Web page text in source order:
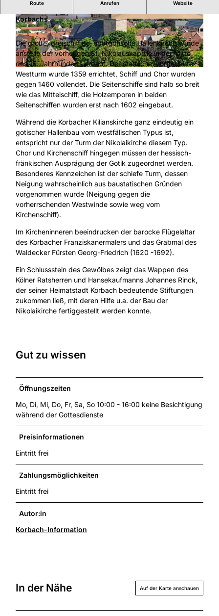
© Stadt Korbach, Marc Müllenhoff | CC-BY-SA
© Stadt Korbach, Marc Müllenhoff |
CC-BY-SA
© Stadt Korbach, Marc Müllenhoff |
CC-BY-SA
Route Anrufen Website
Korbachs
Die große, dreischiffige, spätgotische Hallenkirche wurde
anstelle der vorherigen St. Nikolauskapelle in der Mitte
des 15. Jahrhunderts erbaut. Der stattliche, vorgebaute
Westturm wurde 1359 errichtet, Schiff und Chor wurden
gegen 1460 vollendet. Die Seitenschiffe sind halb so breit
wie das Mittelschiff, die Holzemporen in beiden
Seitenschiffen wurden erst nach 1602 eingebaut.
Während die Korbacher Kilianskirche ganz eindeutig ein
gotischer Hallenbau vom westfälischen Typus ist,
entspricht nur der Turm der Nikolaikirche diesem Typ.
Chor und Kirchenschiff hingegen müssen der hessisch-
fränkischen Ausprägung der Gotik zugeordnet werden.
Besonderes Kennzeichen ist der schiefe Turm, dessen
Neigung wahrscheinlich aus baustatischen Gründen
vorgenommen wurde (Neigung gegen die
vorherrschenden Westwinde sowie weg vom
Kirchenschiff).
Im Kircheninneren beeindrucken der barocke Flügelaltar
des Korbacher Franziskanermalers und das Grabmal des
Waldecker Fürsten Georg-Friedrich (1620 -1692).
Ein Schlussstein des Gewölbes zeigt das Wappen des
Kölner Ratsherren und Hansekaufmanns Johannes Rinck,
der seiner Heimatstadt Korbach bedeutende Stiftungen
zukommen ließ, mit deren Hilfe u.a. der Bau der
Nikolaikirche fertiggestellt werden konnte.
Gut zu wissen
Öffnungszeiten
Mo, Di, Mi, Do, Fr, Sa, So 10:00 - 16:00 keine Besichtigung
während der Gottesdienste
Preisinformationen
Eintritt frei
Zahlungsmöglichkeiten
Eintritt frei
Autor:in
Korbach-Information
In der Nähe Auf der Karte anschauen